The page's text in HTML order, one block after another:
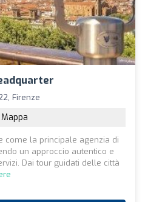
Firenze
Mappa
come la principale agenzia di
un approccio autentico e
Dai tour guidati delle città